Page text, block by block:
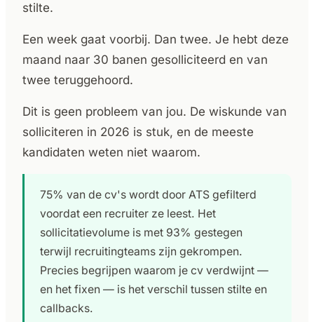
stilte.
Een week gaat voorbij. Dan twee. Je hebt deze
maand naar 30 banen gesolliciteerd en van
twee teruggehoord.
Dit is geen probleem van jou. De wiskunde van
solliciteren in 2026 is stuk, en de meeste
kandidaten weten niet waarom.
75% van de cv's wordt door ATS gefilterd
voordat een recruiter ze leest. Het
sollicitatievolume is met 93% gestegen
terwijl recruitingteams zijn gekrompen.
Precies begrijpen waarom je cv verdwijnt —
en het fixen — is het verschil tussen stilte en
callbacks.